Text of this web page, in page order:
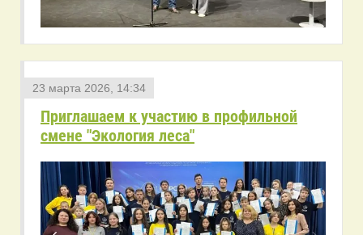
23 марта 2026, 14:34
Приглашаем к участию в профильной
смене "Экология леса"